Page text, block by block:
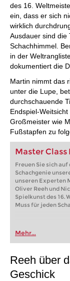
des 16.
ein, dass er sich
wirklich
Ausdauer sind die
Schachhimmel.
in der
dokumentiert die
Martin nimmt das
unter die Lupe,
durchschauende
Endspiel-
Großmeister wie
Fußstapfen zu
Master Class
Freuen Sie sich
Schachgenie
unseren Experten
Oliver Reeh und
Spielkunst des 16.
Muss für jeden
Mehr...
Reeh über
Geschick